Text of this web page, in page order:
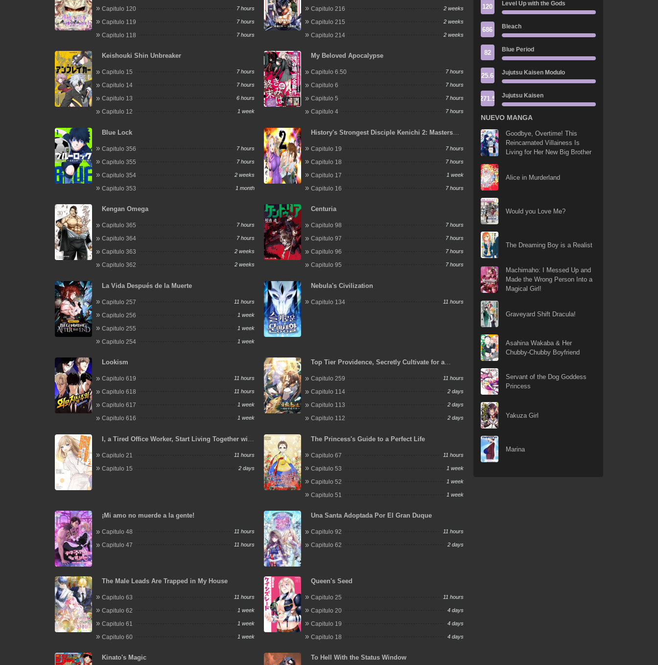
Capitulo 120 7 hours
Capitulo 119 7 hours
Capitulo 118 7 hours
Capitulo 216 2 weeks
Capitulo 215 2 weeks
Capitulo 214 2 weeks
Keishouki Shin Unbreaker
Capitulo 15 7 hours
Capitulo 14 7 hours
Capitulo 13 6 hours
Capitulo 12 1 week
My Beloved Apocalypse
Capitulo 6.50 7 hours
Capitulo 6 7 hours
Capitulo 5 7 hours
Capitulo 4 7 hours
Blue Lock
Capitulo 356 7 hours
Capitulo 355 7 hours
Capitulo 354 2 weeks
Capitulo 353 1 month
History's Strongest Disciple Kenichi 2: Masters
Capitulo 19 7 hours
Capitulo 18 7 hours
Capitulo 17 1 week
Capitulo 16 7 hours
Kengan Omega
Capitulo 365 7 hours
Capitulo 364 7 hours
Capitulo 363 2 weeks
Capitulo 362 2 weeks
Centuria
Capitulo 98 7 hours
Capitulo 97 7 hours
Capitulo 96 7 hours
Capitulo 95 7 hours
La Vida Después de la Muerte
Capitulo 257 11 hours
Capitulo 256 1 week
Capitulo 255 1 week
Capitulo 254 1 week
Nebula's Civilization
Capitulo 134 11 hours
Lookism
Capitulo 619 11 hours
Capitulo 618 11 hours
Capitulo 617 1 week
Capitulo 616 1 week
Top Tier Providence, Secretly Cultivate for a
Capitulo 259 11 hours
Capitulo 114 2 days
Capitulo 113 2 days
Capitulo 112 2 days
I, a Tired Office Worker, Start Living Together with
After 7 Years
Capitulo 21 11 hours
Capitulo 15 2 days
The Princess's Guide to a Perfect Life
Capitulo 67 11 hours
Capitulo 53 1 week
Capitulo 52 1 week
Capitulo 51 1 week
¡Mi amo no muerde a la gente!
Capitulo 48 11 hours
Capitulo 47 11 hours
Una Santa Adoptada Por El Gran Duque
Capitulo 92 11 hours
Capitulo 62 2 days
The Male Leads Are Trapped in My House
Capitulo 63 11 hours
Capitulo 62 1 week
Capitulo 61 1 week
Capitulo 60 1 week
Queen's Seed
Capitulo 25 11 hours
Capitulo 20 4 days
Capitulo 19 4 days
Capitulo 18 4 days
Kinato's Magic To Hell With the Status Window
120 Level Up with the Gods
686 Bleach
82 Blue Period
25.6 Jujutsu Kaisen Modulo
271.5 Jujutsu Kaisen
NUEVO MANGA
Goodbye, Overtime! This
Reincarnated Villainess Is
Living for Her New Big Brother
Alice in Murderland
Would you Love Me?
The Dreaming Boy is a Realist
Machimaho: I Messed Up and
Made the Wrong Person Into a
Magical Girl!
Graveyard Shift Dracula!
Asahina Wakaba & Her
Chubby-Chubby Boyfriend
Servant of the Dog Goddess
Princess
Yakuza Girl
Marina